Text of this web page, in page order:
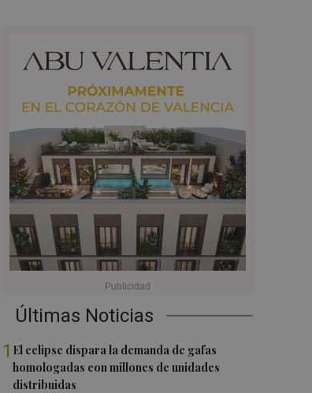
Últimas Noticias
1 El eclipse dispara la demanda de gafas
homologadas con millones de unidades
distribuidas